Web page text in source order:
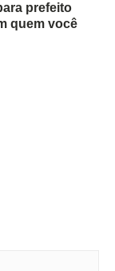
prefeito
quem você